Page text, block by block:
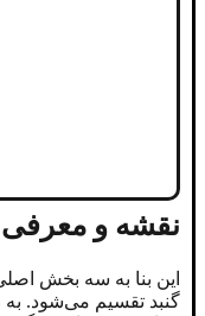
نقشه و
این بنا به سه بخش
گنبد تقسیم می‌شود.